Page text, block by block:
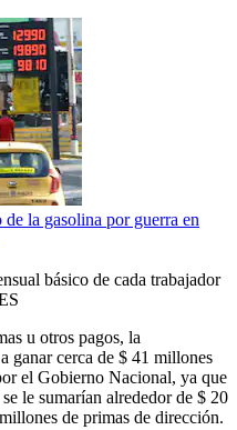
la gasolina por guerra en
básico de cada trabajador
u otros pagos, la
ganar cerca de $ 41 millones
el Gobierno Nacional, ya que
le sumarían alrededor de $ 20
de primas de dirección.